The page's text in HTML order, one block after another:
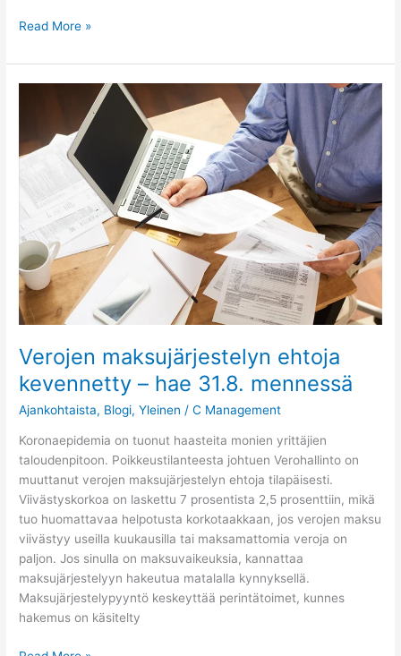
Read More »
Verojen maksujärjestelyn ehtoja
kevennetty – hae 31.8. mennessä
Ajankohtaista, Blogi,Yleinen /C Management
Koronaepidemia on tuonut haasteita monien yrittäjien
taloudenpitoon. Poikkeustilanteesta johtuen Verohallinto on
muuttanut verojen maksujärjestelyn ehtoja tilapäisesti.
Viivästyskorkoa on laskettu 7 prosentista 2,5 prosenttiin, mikä
tuo huomattavaa helpotusta korkotaakkaan, jos verojen maksu
viivästyy useilla kuukausilla tai maksamattomia veroja on
paljon. Jos sinulla on maksuvaikeuksia, kannattaa
maksujärjestelyyn hakeutua matalalla kynnyksellä.
Maksujärjestelypyyntö keskeyttää perintätoimet, kunnes
hakemus on käsitelty
maksujärjestelyn
kevennetty
hae
31.8.
mennessä